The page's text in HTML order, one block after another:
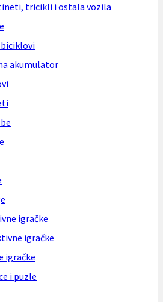
tricikli i ostala vozila
akumulator
igračke
igračke
igračke
i puzle